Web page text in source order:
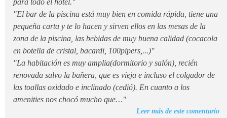
"El bar de la piscina está muy bien en comida rápida, tiene una
pequeña carta y te lo hacen y sirven ellos en las mesas de la
zona de la piscina, las bebidas de muy buena calidad (cocacola
en botella de cristal, bacardi, 100pipers,...)"
"La habitación es muy amplia(dormitorio y salón), recién
renovada salvo la bañera, que es vieja e incluso el colgador de
las toallas oxidado e inclinado (cedió). En cuanto a los
amenities nos chocó mucho que…"
Leer más de este comentario